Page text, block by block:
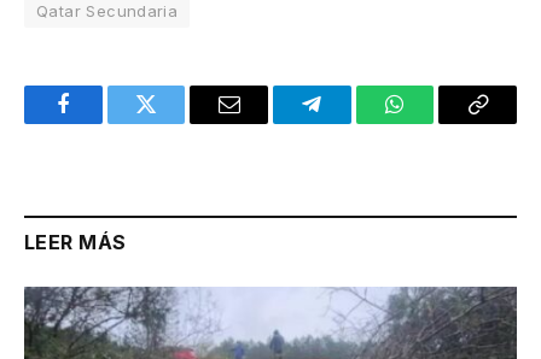
Qatar Secundaria
FacebookTwitter Email TelegramWhatsAppCopy
LEER MÁS